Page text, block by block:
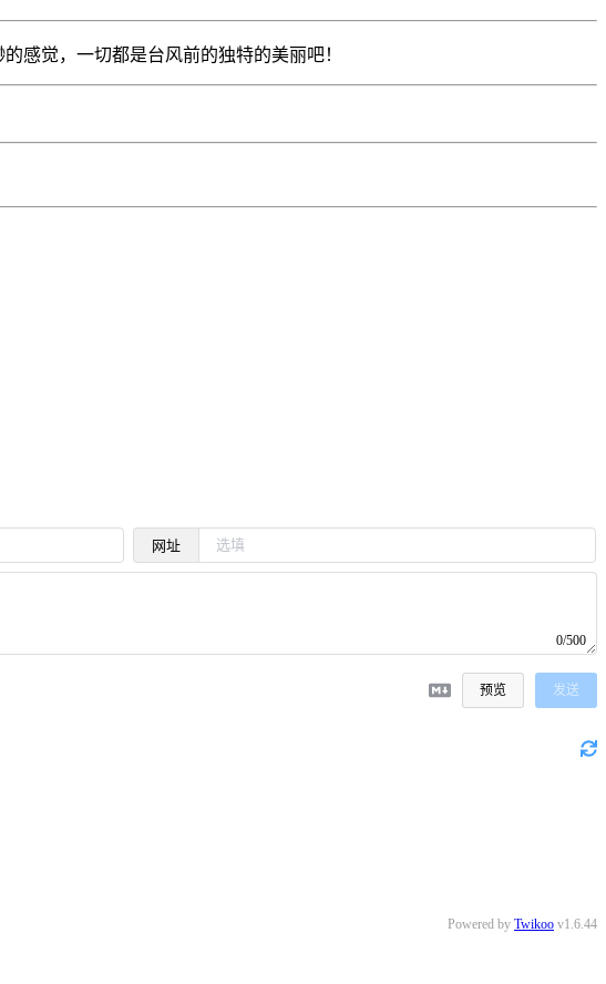
感觉，一切都是台风前的独特的美丽吧！
网址
0/500
预览 发送
Powered by Twikoo v1.6.44